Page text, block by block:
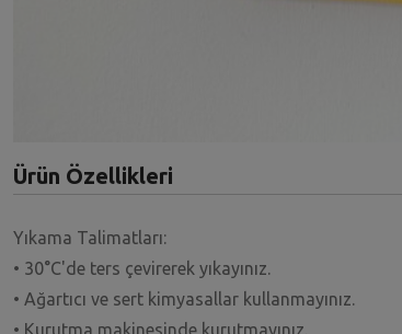
Ürün Özellikleri
Yıkama Talimatları:
• 30°C'de ters çevirerek yıkayınız.
• Ağartıcı ve sert kimyasallar kullanmayınız.
• Kurutma makinesinde kurutmayınız.